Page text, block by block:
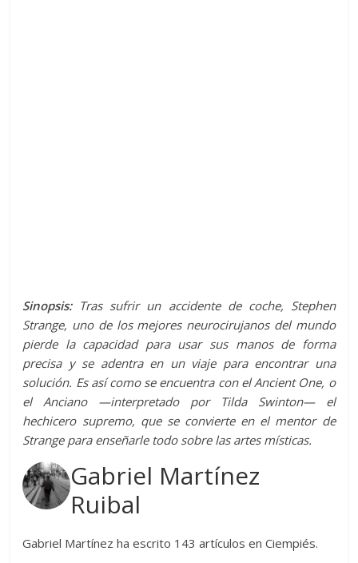
Sinopsis: Tras sufrir un accidente de coche, Stephen
Strange, uno de los mejores neurocirujanos del mundo
pierde la capacidad para usar sus manos de forma
precisa y se adentra en un viaje para encontrar una
solución. Es así como se encuentra con el Ancient One, o
el Anciano —interpretado por Tilda Swinton— el
hechicero supremo, que se convierte en el mentor de
Strange para enseñarle todo sobre las artes místicas.
Gabriel Martínez
Ruibal
Gabriel Martínez ha escrito 143 artículos en Ciempiés.